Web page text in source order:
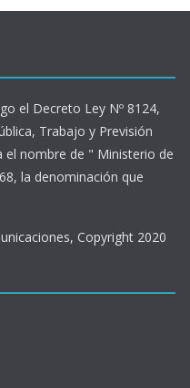
el Decreto Ley Nº 8124,
Trabajo y Previsión
el nombre de " Ministerio de
la denominación que
Copyright 2020